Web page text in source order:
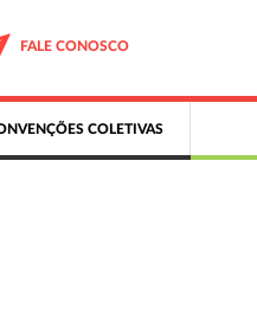
FALE CONOSCO
COLETIVAS